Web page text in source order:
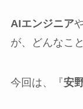
AIエンジニア
が、どんなこ
今回は、『安